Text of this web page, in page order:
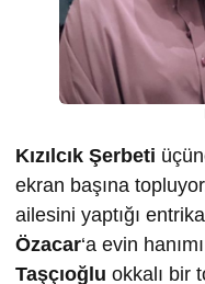
Kızılcık Şerbeti
ekran başına
ailesini yaptığı
Özacar‘a evin
Taşçıoğlu okkalı bir